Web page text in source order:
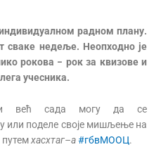
радном плану.
сваке недеље. Неопходно је
рокова − рок за квизове и
учесника.
већ сада могу да се
или поделе своје мишљење на
путемхасхтаг–а#гбвМООЦ.